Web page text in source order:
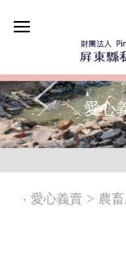
愛心
‧ 愛心義賣 > 農